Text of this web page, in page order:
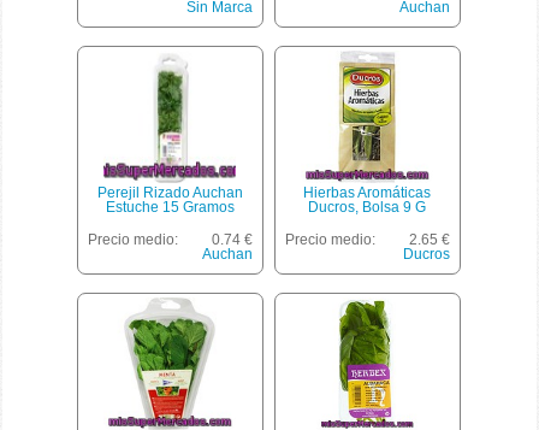
Sin Marca
Auchan
Perejil Rizado Auchan
Estuche 15 Gramos
Precio medio:
0.74 €
Auchan
Hierbas Aromáticas
Ducros, Bolsa 9 G
Precio medio:
2.65 €
Ducros